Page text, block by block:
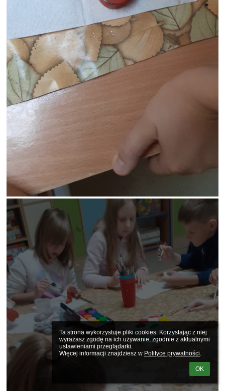
Ta strona wykorzystuje pliki cookies. Korzystając z niej
wyrażasz zgodę na ich używanie, zgodnie z aktualnymi
ustawieniami przeglądarki.
Więcej informacji znajdziesz w Polityce prywatności.
OK